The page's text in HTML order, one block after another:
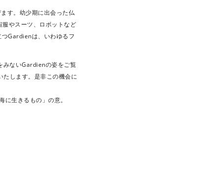
す。幼少期に出会った仏
やスーツ、ロボットなど
Gardienは、いわゆるフ
みないGardienの姿をご覧
たします。是非この機会に
生きるもの」の意。